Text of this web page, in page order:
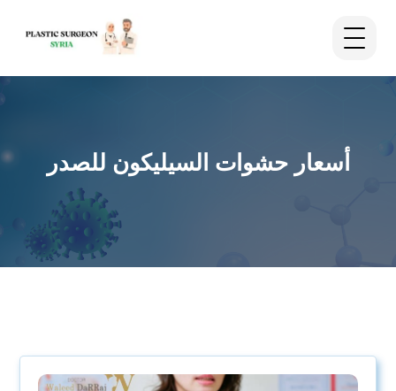
أسعار حشوات السيليكون للصدر